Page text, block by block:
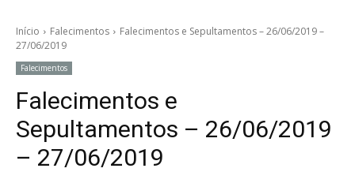
Início Falecimentos
Falecimentos e Sepultamentos – 26/06/2019 –
27/06/2019
Falecimentos
Falecimentos e
Sepultamentos – 26/06/2019
– 27/06/2019